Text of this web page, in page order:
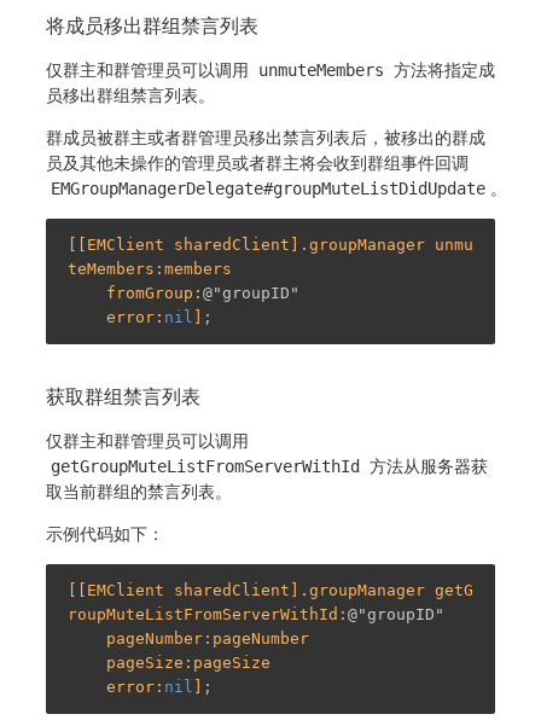
将成员移出群组禁言列表
仅群主和群管理员可以调用 unmuteMembers 方法将指定成
员移出群组禁言列表。
群成员被群主或者群管理员移出禁言列表后，被移出的群成
员及其他未操作的管理员或者群主将会收到群组事件回调
EMGroupManagerDelegate#groupMuteListDidUpdate 。
[[EMClient sharedClient].groupManager unmu
teMembers:members
    fromGroup:
@"groupID"
    error:
nil
获取群组禁言列表
仅群主和群管理员可以调用
getGroupMuteListFromServerWithId
方法从服务器获
取当前群组的禁言列表。
示例代码如下：
[[EMClient sharedClient].groupManager getG
roupMuteListFromServerWithId: @"groupID"
    error:
nil